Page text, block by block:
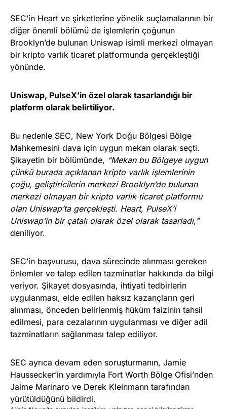
SEC’in Heart ve şirketlerine yönelik suçlamalarının bir
diğer önemli bölümü de işlemlerin çoğunun
Brooklyn’de bulunan Uniswap isimli merkezi olmayan
bir kripto varlık ticaret platformunda gerçekleştiği
yönünde.
Uniswap, PulseX’in özel olarak tasarlandığı bir
platform olarak belirtiliyor.
Bu nedenle SEC, New York Doğu Bölgesi Bölge
Mahkemesini dava için uygun mekan olarak seçti.
Şikayetin bir bölümünde, “Mekan bu Bölgeye uygun
çünkü burada açıklanan kripto varlık işlemlerinin
çoğu, geliştiricilerin merkezi Brooklyn’de bulunan
merkezi olmayan bir kripto varlık ticaret platformu
olan Uniswap’ta gerçekleşti. Heart, PulseX’i
Uniswap’in bir çatalı olarak özel olarak tasarladı,”
deniliyor.
SEC’in başvurusu, dava sürecinde alınması gereken
önlemler ve talep edilen tazminatlar hakkında da bilgi
veriyor. Şikayet dosyasında, ihtiyati tedbirlerin
uygulanması, elde edilen haksız kazançların geri
alınması, önceden belirlenmiş hüküm faizinin tahsil
edilmesi, para cezalarının uygulanması ve diğer adil
tazminatların sağlanması talep ediliyor.
SEC ayrıca devam eden soruşturmanın, Jamie
Haussecker’in yardımıyla Fort Worth Bölge Ofisi’nden
Jaime Marinaro ve Derek Kleinmann tarafından
yürütüldüğünü bildirdi.